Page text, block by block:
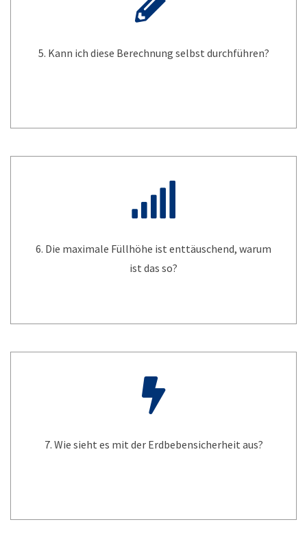
5. Kann ich diese Berechnung selbst durchführen?
6. Die maximale Füllhöhe ist enttäuschend, warum
ist das so?
7. Wie sieht es mit der Erdbebensicherheit aus?